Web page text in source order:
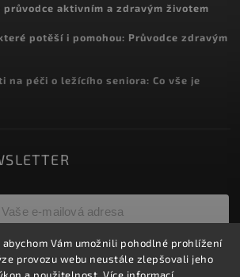
abychom Vám umožnili pohodlné prohlížení
provozu webu neustále zlepšovali jeho
průvodce aktivním a zdravým životem
potěší i pomohou: Průvodce zdravým
na péči o ležícího seniora: Co vše je
Přihlásit se